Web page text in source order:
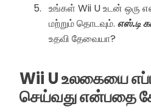
உங்கள் Wii U உடன் ஒரு
மற்றும் தொடவும். எஸ்.டி
உதவி தேவையா?
Wii U உலகையை
செய்வது என்பதை